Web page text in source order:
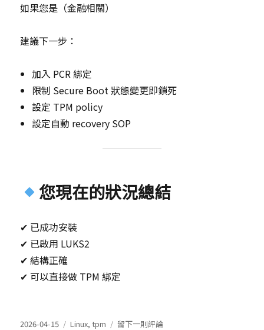
如果您是（金融相關）
建議下一步：
加入 PCR 綁定
限制 Secure Boot 狀態變更即鎖死
設定 TPM policy
設定自動 recovery SOP
您現在的狀況總結
✔ 已成功安裝
✔ 已啟用 LUKS2
✔ 結構正確
✔ 可以直接做 TPM 綁定
發
2026-04-15
分
Linux,tpm 留下一則評論在